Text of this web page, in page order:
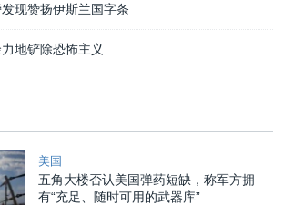
现赞扬伊斯兰国字条
地铲除恐怖主义
美国
五角大楼否认美国弹药短缺，称军方拥
有“充足、随时可用的武器库”